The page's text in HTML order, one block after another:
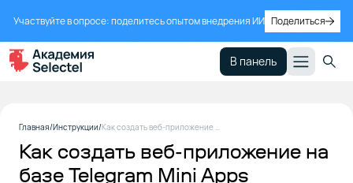
Участвуйте в опросе: поделитесь опытом внедрения ИИ Поделиться
В панель
1Главная Инструкции Как создать веб-приложение на базе Telegram Mini Apps
Как создать веб-приложение на
базе Telegram Mini Apps